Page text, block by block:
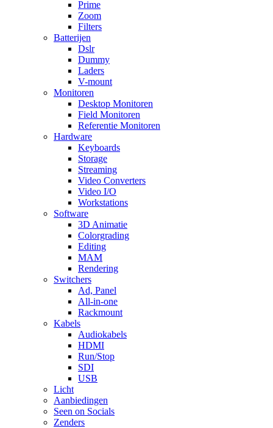
Prime
Zoom
Filters
Batterijen
Dslr
Dummy
Laders
V-mount
Monitoren
Desktop Monitoren
Field Monitoren
Referentie Monitoren
Hardware
Keyboards
Storage
Streaming
Video Converters
Video I/O
Workstations
Software
3D Animatie
Colorgrading
Editing
MAM
Rendering
Switchers
Ad, Panel
All-in-one
Rackmount
Kabels
Audiokabels
HDMI
Run/Stop
SDI
USB
Licht
Aanbiedingen
Seen on Socials
Zenders